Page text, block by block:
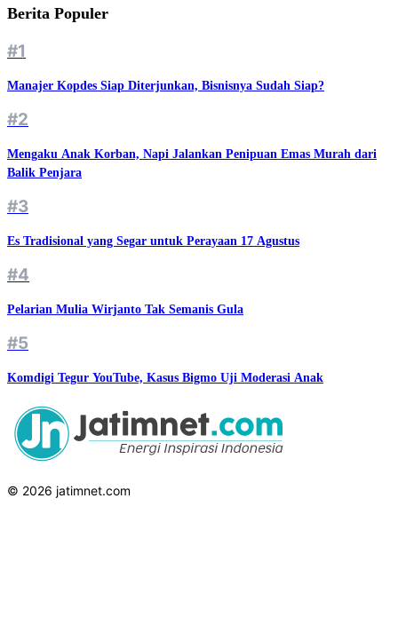
Berita Populer
#1
Manajer Kopdes Siap Diterjunkan, Bisnisnya Sudah Siap?
#2
Mengaku Anak Korban, Napi Jalankan Penipuan Emas Murah dari
Balik Penjara
#3
Es Tradisional yang Segar untuk Perayaan 17 Agustus
#4
Pelarian Mulia Wirjanto Tak Semanis Gula
#5
Komdigi Tegur YouTube, Kasus Bigmo Uji Moderasi Anak
© 2026 jatimnet.com